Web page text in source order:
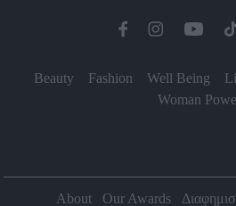
Beauty Fashion Well Being
Woman
About Our Awards